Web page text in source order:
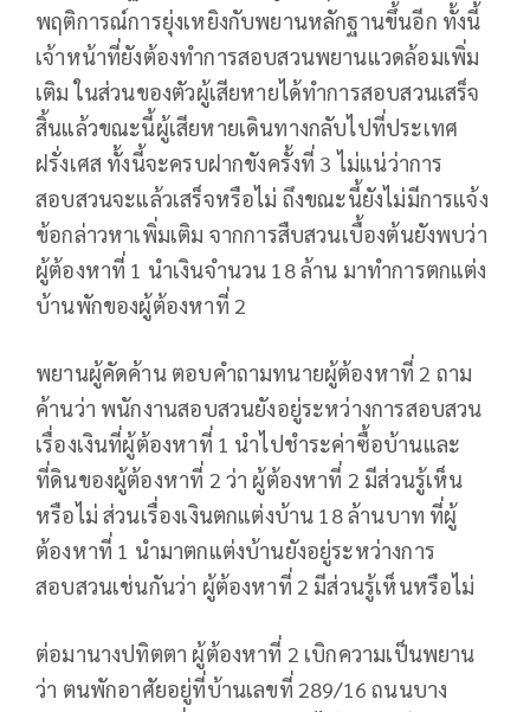
พฤติการณ์การยุ่งเหยิงกับพยานหลักฐานขึ้นอีก ทั้งนี้
เจ้าหน้าที่ยังต้องทำการสอบสวนพยานแวดล้อมเพิ่ม
เติม ในส่วนของตัวผู้เสียหายได้ทำการสอบสวนเสร็จ
สิ้นแล้วขณะนี้ผู้เสียหายเดินทางกลับไปที่ประเทศ
ฝรั่งเศส ทั้งนี้จะครบฝากขังครั้งที่ 3 ไม่แน่ว่าการ
สอบสวนจะแล้วเสร็จหรือไม่ ถึงขณะนี้ยังไม่มีการแจ้ง
ข้อกล่าวหาเพิ่มเติม จากการสืบสวนเบื้องต้นยังพบว่า
ผู้ต้องหาที่ 1 นำเงินจำนวน 18 ล้าน มาทำการตกแต่ง
บ้านพักของผู้ต้องหาที่ 2
พยานผู้คัดค้าน ตอบคำถามทนายผู้ต้องหาที่ 2 ถาม
ค้านว่า พนักงานสอบสวนยังอยู่ระหว่างการสอบสวน
เรื่องเงินที่ผู้ต้องหาที่ 1 นำไปชำระค่าซื้อบ้านและ
ที่ดินของผู้ต้องหาที่ 2 ว่า ผู้ต้องหาที่ 2 มีส่วนรู้เห็น
หรือไม่ ส่วนเรื่องเงินตกแต่งบ้าน 18 ล้านบาท ที่ผู้
ต้องหาที่ 1 นำมาตกแต่งบ้านยังอยู่ระหว่างการ
สอบสวนเช่นกันว่า ผู้ต้องหาที่ 2 มีส่วนรู้เห็นหรือไม่
ต่อมานางปทิตตา ผู้ต้องหาที่ 2 เบิกความเป็นพยาน
ว่า ตนพักอาศัยอยู่ที่บ้านเลขที่ 289/16 ถนนบาง